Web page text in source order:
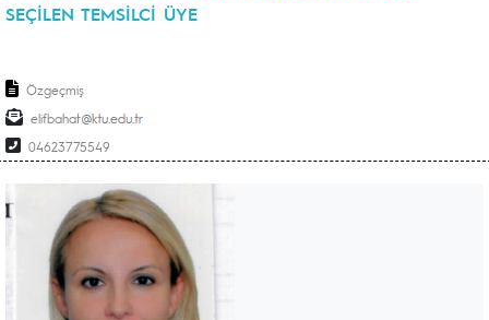
SEÇİLEN TEMSİLCİ ÜYE
Özgeçmiş
elifbahat
04623775549